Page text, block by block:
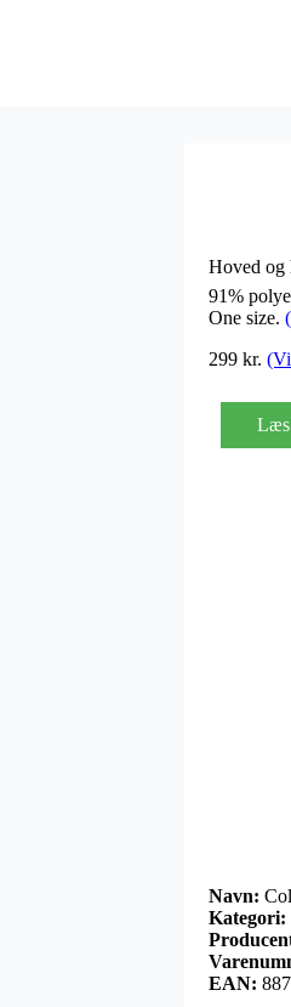
Hoved og
91%
One size.
299 kr.
Læs
Navn:
Kategori:
EAN: